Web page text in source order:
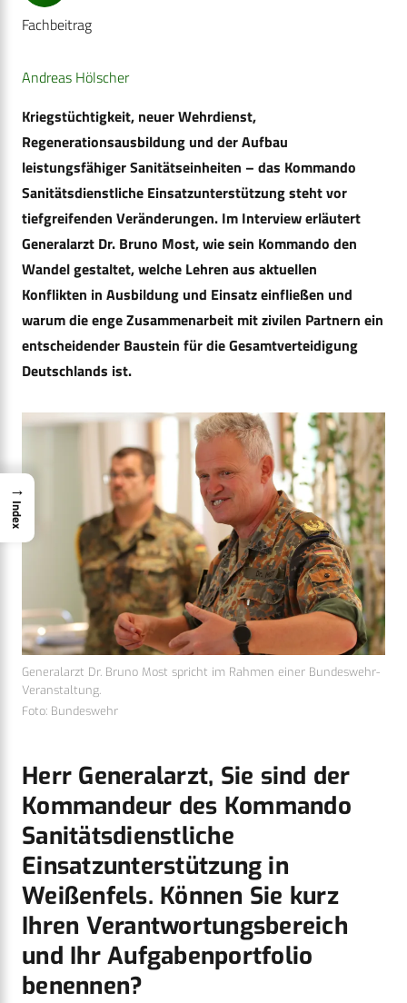
Fachbeitrag
Andreas Hölscher
Kriegstüchtigkeit, neuer Wehrdienst,
Regenerationsausbildung und der Aufbau
leistungsfähiger Sanitätseinheiten – das Kommando
Sanitätsdienstliche Einsatzunterstützung steht vor
tiefgreifenden Veränderungen. Im Interview erläutert
Generalarzt Dr. Bruno Most, wie sein Kommando den
Wandel gestaltet, welche Lehren aus aktuellen
Konflikten in Ausbildung und Einsatz einfließen und
warum die enge Zusammenarbeit mit zivilen Partnern ein
entscheidender Baustein für die Gesamtverteidigung
Deutschlands ist.
Generalarzt Dr. Bruno Most spricht im Rahmen einer Bundeswehr-
Veranstaltung.
Foto: Bundeswehr
Herr Generalarzt, Sie sind der
Kommandeur des Kommando
Sanitätsdienstliche
Einsatzunterstützung in
Weißenfels. Können Sie kurz
Ihren Verantwortungsbereich
und Ihr Aufgabenportfolio
benennen?
→
Index